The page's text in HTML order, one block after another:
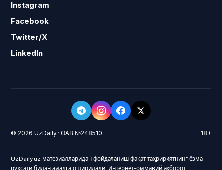
Instagram
Facebook
Twitter/X
LinkedIn
© 2026 UzDaily · ОАВ №248510 18+
UzDaily.uz материалларидан фойдаланиш фақат таҳририятнинг ёзма
рухсати билан амалга оширилади. Интернет-оммавий ахборот